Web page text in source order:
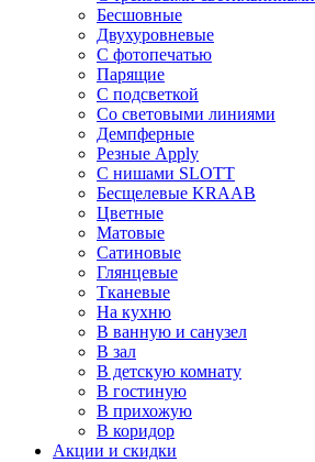
Бесшовные
Двухуровневые
С фотопечатью
Парящие
С подсветкой
Со световыми линиями
Демпферные
Резные Apply
С нишами SLOTT
Бесщелевые KRAAB
Цветные
Матовые
Сатиновые
Глянцевые
Тканевые
На кухню
В ванную и санузел
В зал
В детскую комнату
В гостиную
В прихожую
В коридор
Акции и скидки